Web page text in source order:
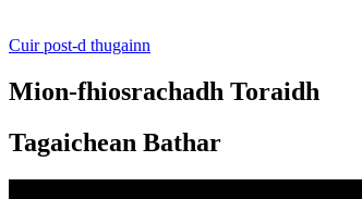
Cuir post-d thugainn
Mion-fhiosrachadh Toraidh
Tagaichean Bathar